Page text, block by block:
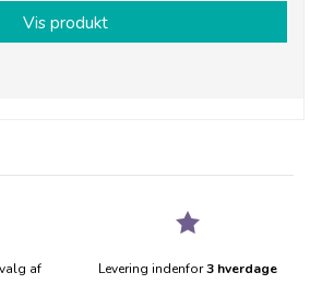
Vis produkt
af
Levering indenfor3 hverdage